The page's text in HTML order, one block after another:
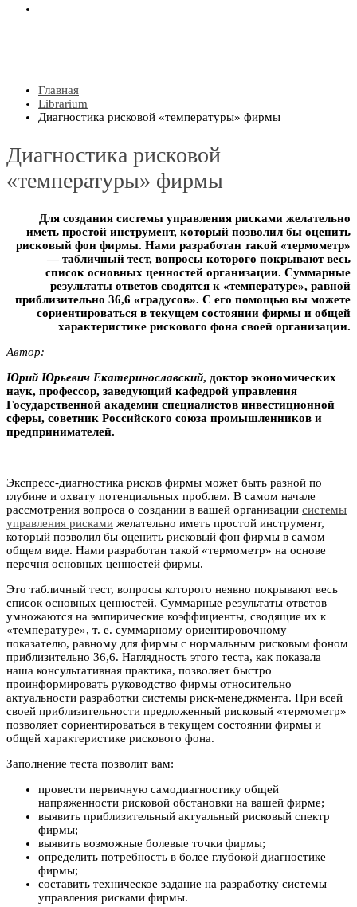
Главная
Librarium
Диагностика рисковой «температуры» фирмы
Диагностика рисковой
«температуры» фирмы
Для создания системы управления рисками желательно
иметь простой инструмент, который позволил бы оценить
рисковый фон фирмы. Нами разработан такой «термометр»
— табличный тест, вопросы которого покрывают весь
список основных ценностей организации. Суммарные
результаты ответов сводятся к «температуре», равной
приблизительно 36,6 «градусов». С его помощью вы можете
сориентироваться в текущем состоянии фирмы и общей
характеристике рискового фона своей организации.
Автор:
Юрий Юрьевич Eкaтepинocлaвcкий, доктор экономических
наук, профессор, заведующий кафедрой управления
Государственной академии специалистов инвестиционной
сферы, советник Российского союза промышленников и
предпринимателей.
Экспресс-диагностика рисков фирмы может быть разной по
глубине и охвату потенциальных проблем. В самом начале
рассмотрения вопроса о создании в вашей организации системы
управления рисками желательно иметь простой инструмент,
который позволил бы оценить рисковый фон фирмы в самом
общем виде. Нами разработан такой «термометр» на основе
перечня основных ценностей фирмы.
Это табличный тест, вопросы которого неявно покрывают весь
список основных ценностей. Суммарные результаты ответов
умножаются на эмпирические коэффициенты, сводящие их к
«температуре», т. е. суммарному ориентировочному
показателю, равному для фирмы с нормальным рисковым фоном
приблизительно 36,6. Наглядность этого теста, как показала
наша консультативная практика, позволяет быстро
проинформировать руководство фирмы относительно
актуальности разработки системы риск-менеджмента. При всей
своей приблизительности предложенный рисковый «термометр»
позволяет сориентироваться в текущем состоянии фирмы и
общей характеристике рискового фона.
Заполнение теста позволит вам:
провести первичную самодиагностику общей
напряженности рисковой обстановки на вашей фирме;
выявить приблизительный актуальный рисковый спектр
фирмы;
выявить возможные болевые точки фирмы;
определить потребность в более глубокой диагностике
фирмы;
составить техническое задание на разработку системы
управления рисками фирмы.